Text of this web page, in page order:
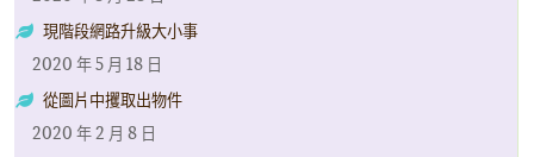
現階段網路升級大小事
2020 年 5 月 18 日
從圖片中攫取出物件
2020 年 2 月 8 日